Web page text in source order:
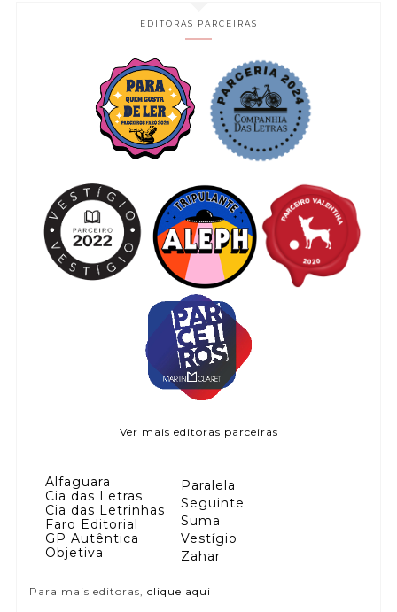
EDITORAS PARCEIRAS
Ver mais editoras parceiras
Alfaguara
Cia das Letras
Cia das Letrinhas
Faro Editorial
GP Autêntica
Objetiva
Paralela
Seguinte
Suma
Vestígio
Zahar
Para mais editoras, clique aqui